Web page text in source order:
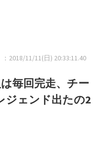
：2018/11/11(日) 20:33:11.40
毎回完走、チー
ジェンド出たの2